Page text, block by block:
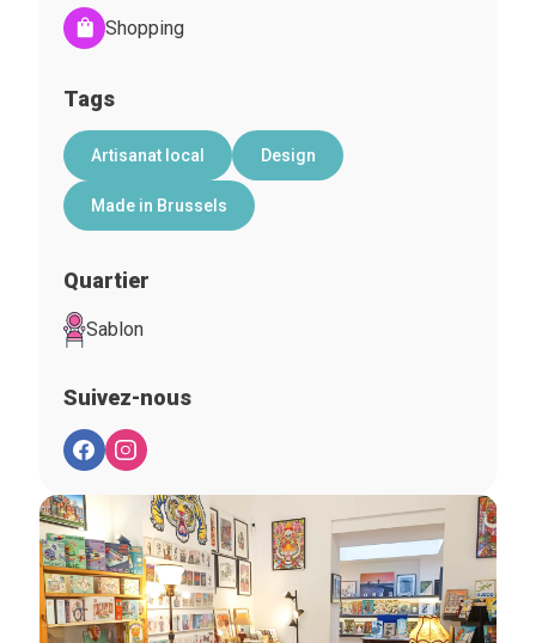
Shopping
Tags
Artisanat local Design
Made in Brussels
Quartier
Sablon
Suivez-nous